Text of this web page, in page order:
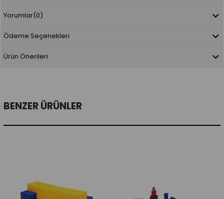
Yorumlar(0)
Ödeme Seçenekleri
Ürün Önerileri
BENZER ÜRÜNLER